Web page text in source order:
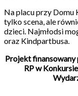
Na placu przy Domu
tylko scena, ale
dzieci. Najmłodsi
oraz Kindpartbusa.
Projekt
RP w